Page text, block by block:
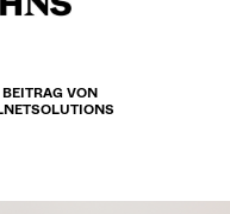
VON